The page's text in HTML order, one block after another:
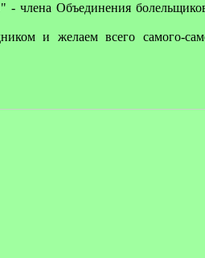
члена Объединения
и желаем всего самого-